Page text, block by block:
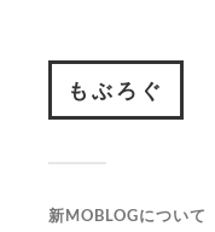
もぶろぐ
新MOBLOGについて